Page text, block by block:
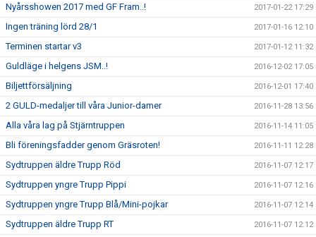
Nyårsshowen 2017 med GF Fram..! 2017-01-22 17:29
Ingen träning lörd 28/1 2017-01-16 12:10
Terminen startar v3 2017-01-12 11:32
Guldläge i helgens JSM..! 2016-12-02 17:05
Biljettförsäljning 2016-12-01 17:40
2 GULD-medaljer till våra Junior-damer 2016-11-28 13:56
Alla våra lag på Stjärntruppen 2016-11-14 11:05
Bli föreningsfadder genom Gräsroten! 2016-11-11 12:28
Sydtruppen äldre Trupp Röd 2016-11-07 12:17
Sydtruppen yngre Trupp Pippi 2016-11-07 12:16
Sydtruppen yngre Trupp Blå/Mini-pojkar 2016-11-07 12:14
Sydtruppen äldre Trupp RT 2016-11-07 12:12